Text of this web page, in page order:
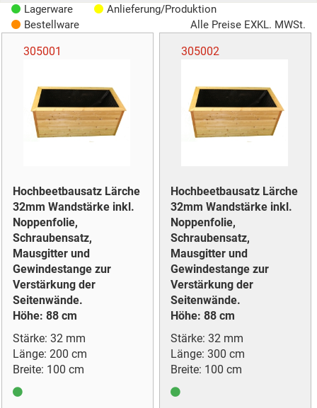
Lagerware
Anlieferung/Produktion
Bestellware
Alle Preise EXKL. MWSt.
305001
Hochbeetbausatz Lärche
32mm Wandstärke inkl.
Noppenfolie,
Schraubensatz,
Mausgitter und
Gewindestange zur
Verstärkung der
Seitenwände.
Höhe: 88 cm
Stärke: 32 mm
Länge: 200 cm
Breite: 100 cm
305002
Hochbeetbausatz Lärche
32mm Wandstärke inkl.
Noppenfolie,
Schraubensatz,
Mausgitter und
Gewindestange zur
Verstärkung der
Seitenwände.
Höhe: 88 cm
Stärke: 32 mm
Länge: 300 cm
Breite: 100 cm